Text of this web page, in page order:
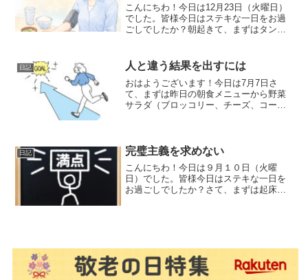
こんにちわ！今日は12月23日（火曜日）
でした。皆様今日はステキな一日をお過
ごしでしたか？朝起きて、まずはタンパ
をブラックコーヒーとともにのどに流し
込みます。その後...
日記 人と違う結果を出すには
おはようございます！今日は7月7日さ
て、まずは昨日の朝食メニューから野菜
サラダ（ブロッコリー、チーズ、コー
グ（塩、酢、胡椒、エキストラ...
日記 完璧主義を求めない
こんにちわ！今日は９月１０日（火曜
日）でした。皆様今日はステキな一日を
お過ごしでしたか？さて、まずは起床直